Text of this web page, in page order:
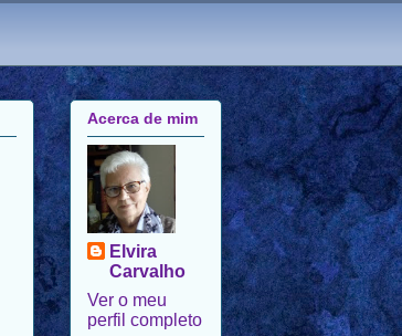
Acerca de mim
Elvira
Carvalho
Ver o meu
perfil completo